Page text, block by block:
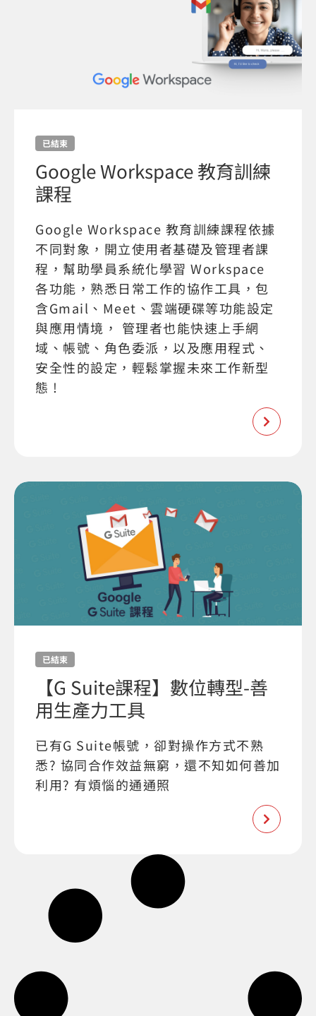
已結束
Google Workspace 教育訓練
課程
Google Workspace 教育訓練課程依據
不同對象，開立使用者基礎及管理者課
程，幫助學員系統化學習 Workspace
各功能，熟悉日常工作的協作工具，包
含Gmail、Meet、雲端硬碟等功能設定
與應用情境， 管理者也能快速上手網
域、帳號、角色委派，以及應用程式、
安全性的設定，輕鬆掌握未來工作新型
態 !
已結束
【G Suite課程】數位轉型-善
用生產力工具
已有G Suite帳號，卻對操作方式不熟
悉? 協同合作效益無窮，還不知如何善加
利用? 有煩惱的通通照